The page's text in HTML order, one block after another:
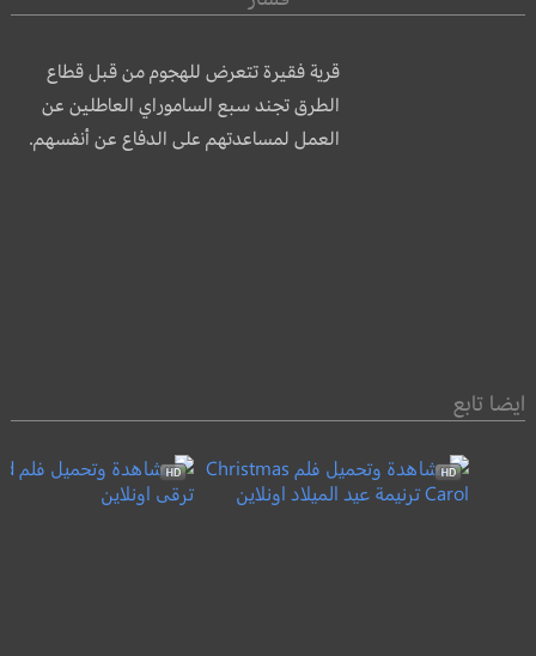
قرية فقيرة تتعرض للهجوم من قبل قطاع
الطرق تجند سبع الساموراي العاطلين عن
العمل لمساعدتهم على الدفاع عن أنفسهم.
ايضا تابع